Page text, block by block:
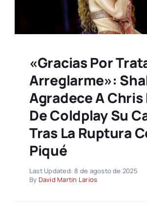
«Gracias Por
Arreglarme»:
Agradece A
De Coldplay Su
Tras La Ruptura
Piqué
Last Updated: 8 de agosto de 2025
By David Martin Larios